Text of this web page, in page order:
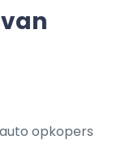
van
opkopers